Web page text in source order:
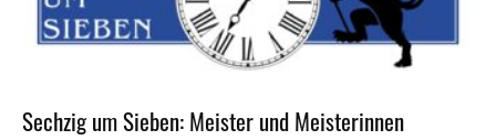
Sechzig um Sieben: Meister und Meisterinnen